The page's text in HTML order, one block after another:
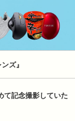
ズ』
て記念撮影していた